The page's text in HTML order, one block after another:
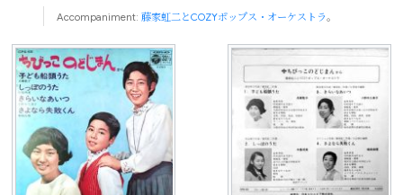
Accompaniment:藤家虹二とCOZYポップス・オーケストラ。